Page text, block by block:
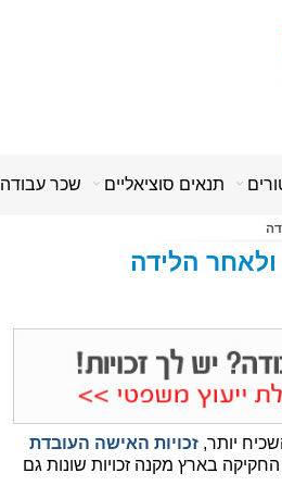
תנאים סוציאליים שכר עבודה
ולאחר הלידה
יותר, זכויות האישה העובדת
בארץ מקנה זכויות שונות גם